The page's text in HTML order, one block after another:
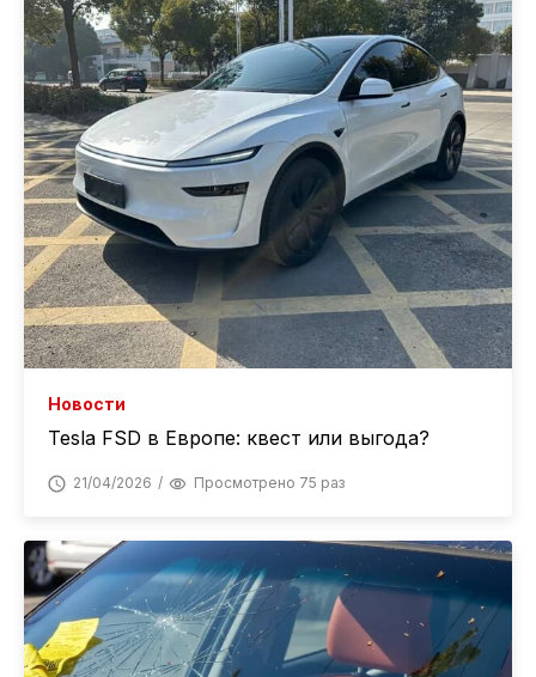
Новости
Tesla FSD в Европе: квест или выгода?
21/04/2026 Просмотрено 75 раз